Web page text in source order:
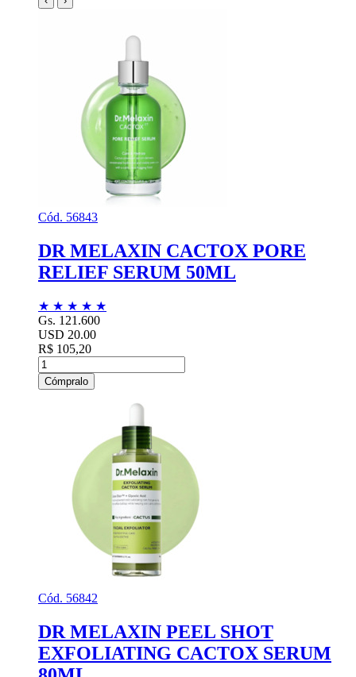
Cód. 56843
DR MELAXIN CACTOX PORE
RELIEF SERUM 50ML
★ ★ ★ ★ ★
Gs. 121.600
USD 20.00
R$ 105,20
Cómpralo
Cód. 56842
DR MELAXIN PEEL SHOT
EXFOLIATING CACTOX SERUM